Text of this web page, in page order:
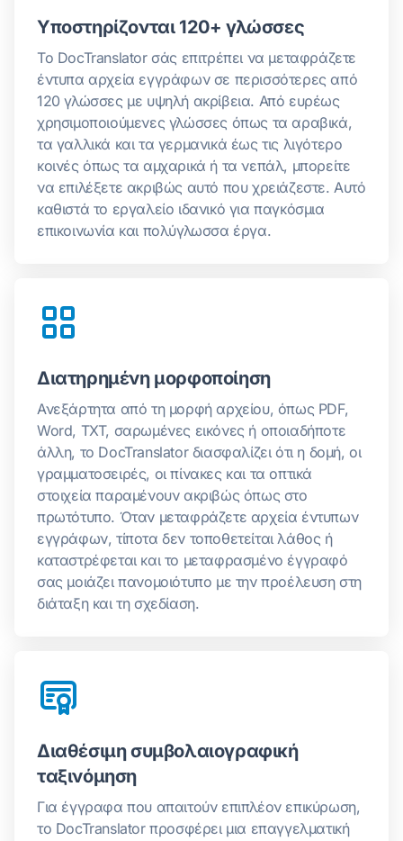
Υποστηρίζονται 120+ γλώσσες
Το DocTranslator σάς επιτρέπει να μεταφράζετε
έντυπα αρχεία εγγράφων σε περισσότερες από
120 γλώσσες με υψηλή ακρίβεια. Από ευρέως
χρησιμοποιούμενες γλώσσες όπως τα αραβικά,
τα γαλλικά και τα γερμανικά έως τις λιγότερο
κοινές όπως τα αμχαρικά ή τα νεπάλ, μπορείτε
να επιλέξετε ακριβώς αυτό που χρειάζεστε. Αυτό
καθιστά το εργαλείο ιδανικό για παγκόσμια
επικοινωνία και πολύγλωσσα έργα.
Διατηρημένη μορφοποίηση
Ανεξάρτητα από τη μορφή αρχείου, όπως PDF,
Word, TXT, σαρωμένες εικόνες ή οποιαδήποτε
άλλη, το DocTranslator διασφαλίζει ότι η δομή, οι
γραμματοσειρές, οι πίνακες και τα οπτικά
στοιχεία παραμένουν ακριβώς όπως στο
πρωτότυπο. Όταν μεταφράζετε αρχεία έντυπων
εγγράφων, τίποτα δεν τοποθετείται λάθος ή
καταστρέφεται και το μεταφρασμένο έγγραφό
σας μοιάζει πανομοιότυπο με την προέλευση στη
διάταξη και τη σχεδίαση.
Διαθέσιμη συμβολαιογραφική
ταξινόμηση
Για έγγραφα που απαιτούν επιπλέον επικύρωση,
το DocTranslator προσφέρει μια επαγγελματική